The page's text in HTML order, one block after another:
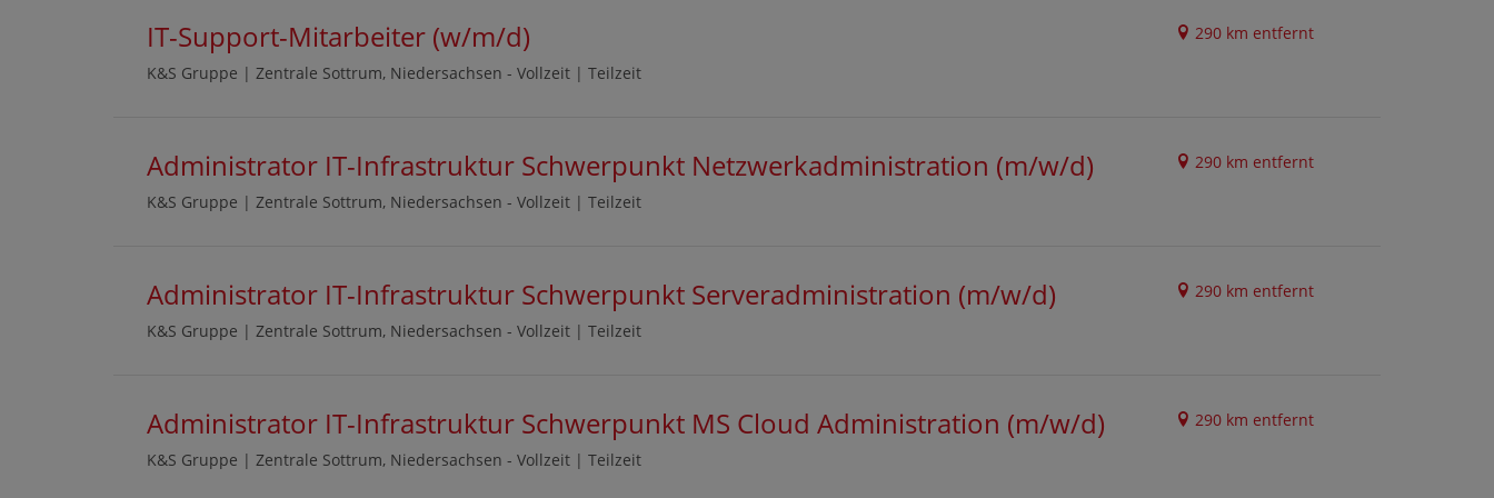
IT-Support-Mitarbeiter (w/m/d)
K&S Gruppe | Zentrale Sottrum, Niedersachsen - Vollzeit | Teilzeit
290 km entfernt
Administrator IT-Infrastruktur Schwerpunkt Netzwerkadministration (m/w/d)
K&S Gruppe | Zentrale Sottrum, Niedersachsen - Vollzeit | Teilzeit
290 km entfernt
Administrator IT-Infrastruktur Schwerpunkt Serveradministration (m/w/d)
K&S Gruppe | Zentrale Sottrum, Niedersachsen - Vollzeit | Teilzeit
290 km entfernt
Administrator IT-Infrastruktur Schwerpunkt MS Cloud Administration (m/w/d)
K&S Gruppe | Zentrale Sottrum, Niedersachsen - Vollzeit | Teilzeit
290 km entfernt